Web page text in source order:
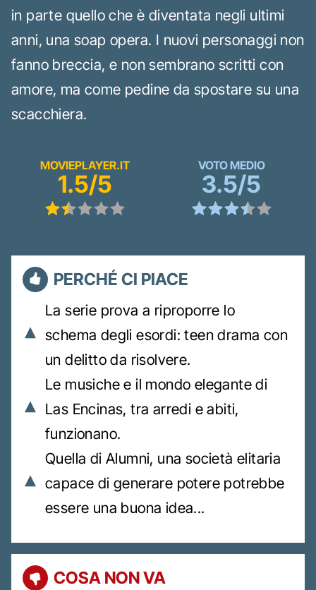
in parte quello che è diventata negli ultimi
anni, una soap opera. I nuovi personaggi non
fanno breccia, e non sembrano scritti con
amore, ma come pedine da spostare su una
scacchiera.
MOVIEPLAYER.IT
1.5/5
VOTO MEDIO
3.5/5
PERCHÉ CI PIACE
La serie prova a riproporre lo
schema degli esordi: teen drama con
un delitto da risolvere.
Le musiche e il mondo elegante di
Las Encinas, tra arredi e abiti,
funzionano.
Quella di Alumni, una società elitaria
capace di generare potere potrebbe
essere una buona idea...
COSA NON VA